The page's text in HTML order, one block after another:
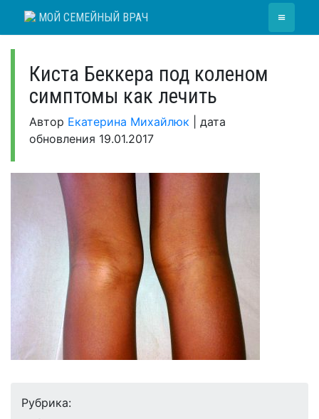
МОЙ СЕМЕЙНЫЙ ВРАЧ ≡
Киста Беккера под коленом
симптомы как лечить
Автор Екатерина Михайлюк
дата
обновления 19.01.2017
Рубрика: